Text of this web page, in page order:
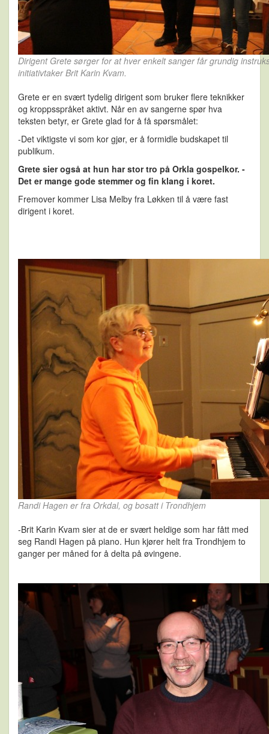
Dirigent Grete sørger for at hver enkelt sanger får grundig
initiativtaker Brit Karin Kvam.
Grete er en svært tydelig dirigent som bruker flere teknikker
og kroppsspråket aktivt. Når en av sangerne spør hva
teksten betyr, er Grete glad for å få spørsmålet:
-Det viktigste vi som kor gjør, er å formidle budskapet til
publikum.
Grete sier også at hun har stor tro på Orkla gospelkor. -
Det er mange gode stemmer og fin klang i koret.
Fremover kommer Lisa Melby fra Løkken til å være fast
dirigent i koret.
Randi Hagen er fra Orkdal, og bosatt i Trondhjem
-Brit Karin Kvam sier at de er svært heldige som har fått med
seg Randi Hagen på piano. Hun kjører helt fra Trondhjem to
ganger per måned for å delta på øvingene.